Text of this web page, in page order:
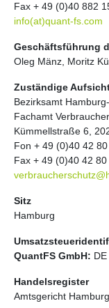
Fax + 49 (0)40 882
info(at)quant-fs.com
Geschäftsführung
Oleg Mänz, Moritz
Zuständige
Bezirksamt
Fachamt
Kümmellstraße 6,
Fon + 49 (0)40 42 80
Fax + 49 (0)40 42
Sitz
Hamburg
QuantFS GmbH:
Handelsregister
Amtsgericht